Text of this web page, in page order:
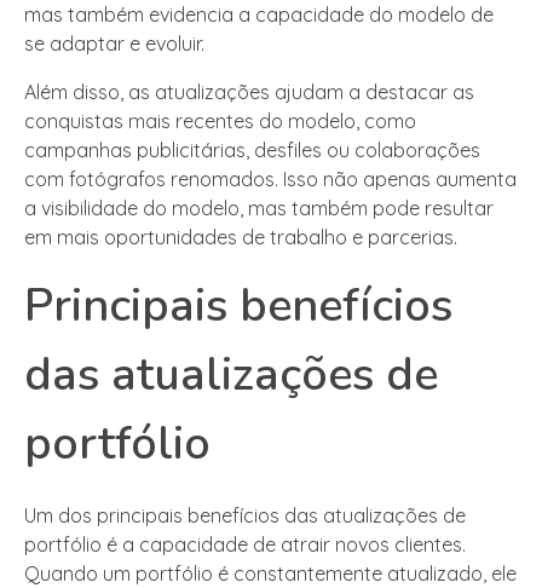
mas também evidencia a capacidade do modelo de
se adaptar e evoluir.
Além disso, as atualizações ajudam a destacar as
conquistas mais recentes do modelo, como
campanhas publicitárias, desfiles ou colaborações
com fotógrafos renomados. Isso não apenas aumenta
a visibilidade do modelo, mas também pode resultar
em mais oportunidades de trabalho e parcerias.
Principais benefícios
das atualizações de
portfólio
Um dos principais benefícios das atualizações de
portfólio é a capacidade de atrair novos clientes.
Quando um portfólio é constantemente atualizado, ele